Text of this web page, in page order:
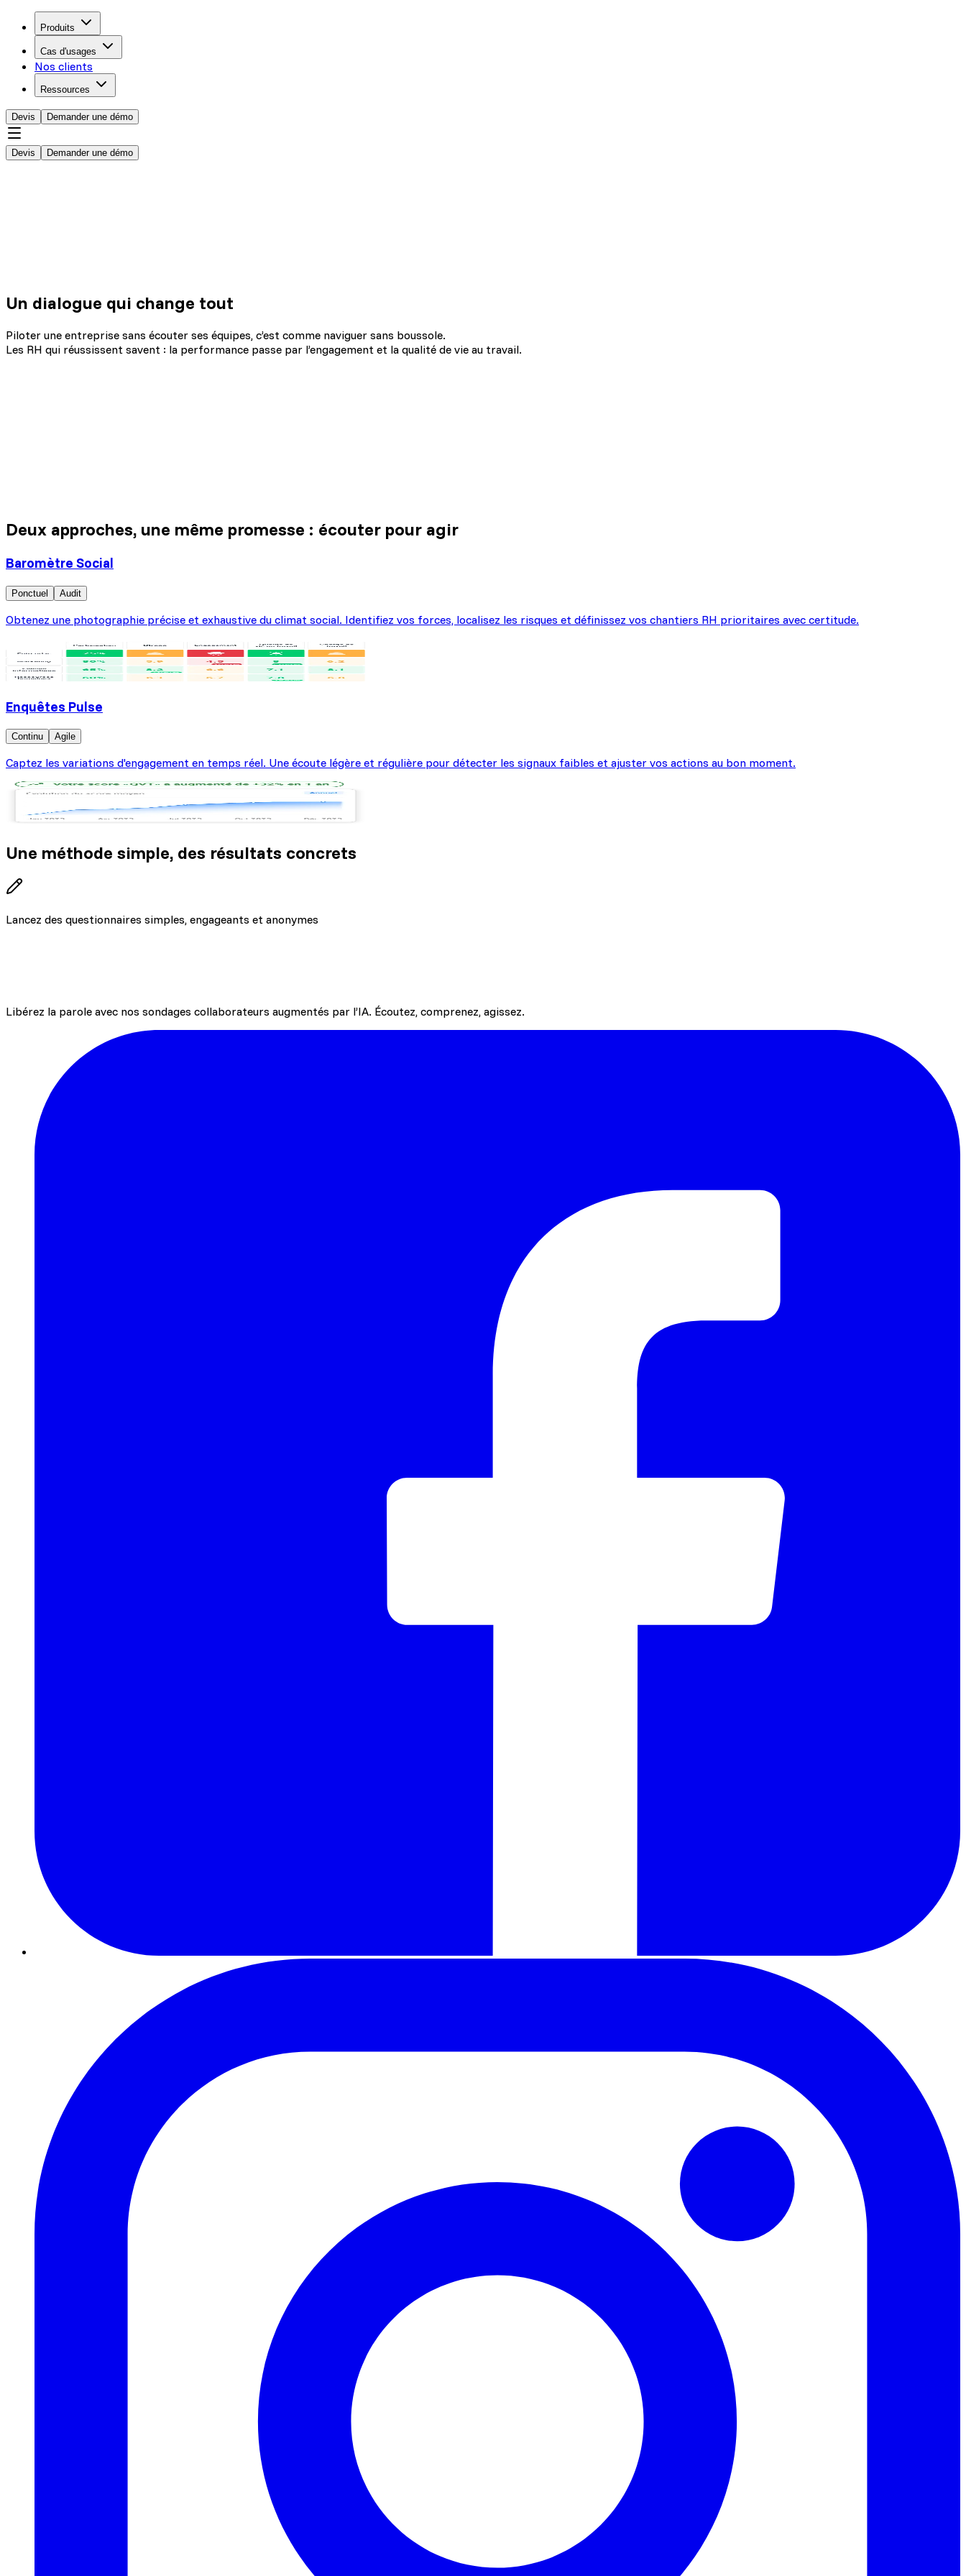
Produits
Cas d'usages
Nos clients
Ressources
Devis Demander une démo
Devis Demander une démo
Un dialogue qui change tout
Piloter une entreprise sans écouter ses équipes, c’est comme naviguer sans boussole.
Les RH qui réussissent savent : la performance passe par l’engagement et la qualité de vie au travail.
Deux approches, une même promesse : écouter pour agir
Baromètre Social
Ponctuel Audit
Obtenez une photographie précise et exhaustive du climat social. Identifiez vos forces, localisez les risques et définissez vos chantiers RH prioritaires avec certitude.
Enquêtes Pulse
Continu Agile
Captez les variations d'engagement en temps réel. Une écoute légère et régulière pour détecter les signaux faibles et ajuster vos actions au bon moment.
Une méthode simple, des résultats concrets
Lancez des questionnaires simples, engageants et anonymes
Demander une démo
Libérez la parole avec nos sondages collaborateurs augmentés par l’IA. Écoutez, comprenez, agissez.